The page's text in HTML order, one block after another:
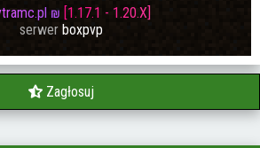
tramc.pl ₪ [1.17.1 - 1.20.X]
serwer boxpvp
Zagłosuj